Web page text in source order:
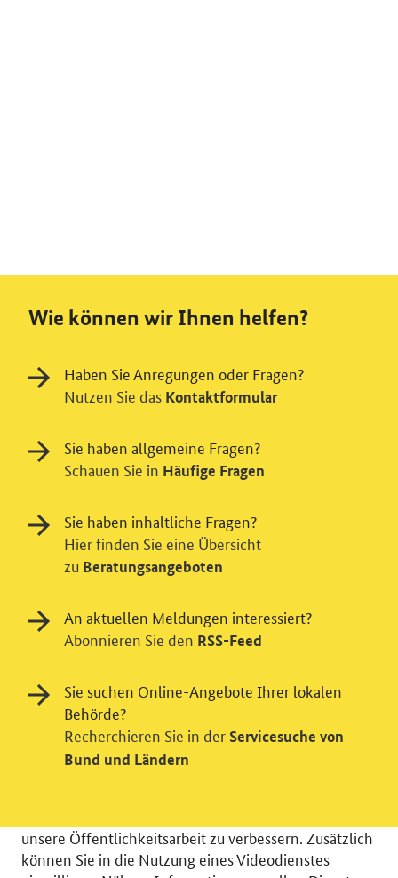
Einwilligung in Tracking und / oder
Videodienst
Wir bitten Sie an dieser Stelle um Ihre Einwilligung für
unsere Öffentlichkeitsarbeit zu verbessern. Zusätzlich
können Sie in die Nutzung eines Videodienstes
Wie können wir Ihnen helfen?
Haben Sie Anregungen oder Fragen?
Nutzen Sie das Kontaktformular
Sie haben allgemeine Fragen?
Schauen Sie in Häufige Fragen
Sie haben inhaltliche Fragen?
Hier finden Sie eine Übersicht
zu Beratungsangeboten
An aktuellen Meldungen interessiert?
Abonnieren Sie den RSS-Feed
Sie suchen Online-Angebote Ihrer lokalen
Behörde?
Recherchieren Sie in der Servicesuche von
Bund und Ländern